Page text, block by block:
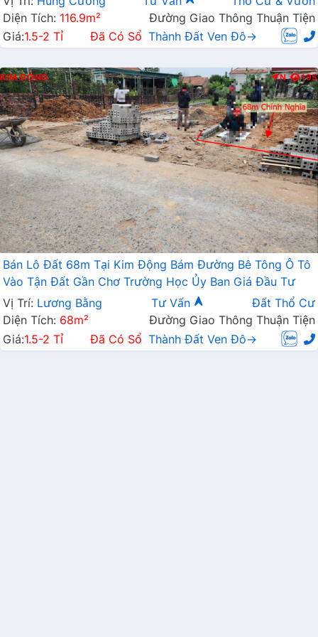
Diện Tích: 116.9m²
Đường Giao Thông Thuận Tiện
Giá:1.5-2 Tỉ Đã Có Sổ Thành Đất Ven Đô→
KIM ĐỘNG N 195
Bán Lô Đất 68m Tại Kim Động Bám Đường Bê Tông Ô Tô
Vào Tận Đất Gần Chơ Trường Học Ủy Ban Giá Đầu Tư
Vị Trí: Lương Bằng Tư Vấn
Đất Thổ Cư
Diện Tích: 68m²
Đường Giao Thông Thuận Tiện
Giá:1.5-2 Tỉ Đã Có Sổ Thành Đất Ven Đô→